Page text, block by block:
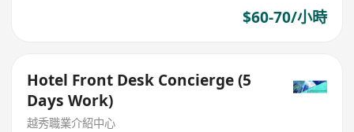
$60-70/小時
Hotel Front Desk Concierge (5
Days Work)
越秀職業介紹中心